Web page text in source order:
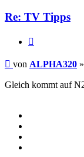
Re: TV Tipps
Beitrag
von ALPHA320 »
Gleich kommt auf